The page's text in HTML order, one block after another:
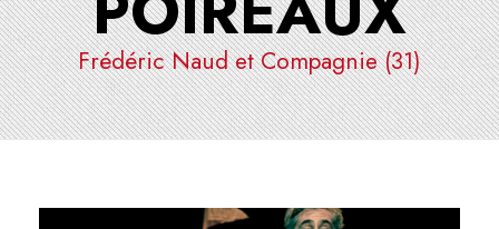
Frédéric Naud et Compagnie (31)